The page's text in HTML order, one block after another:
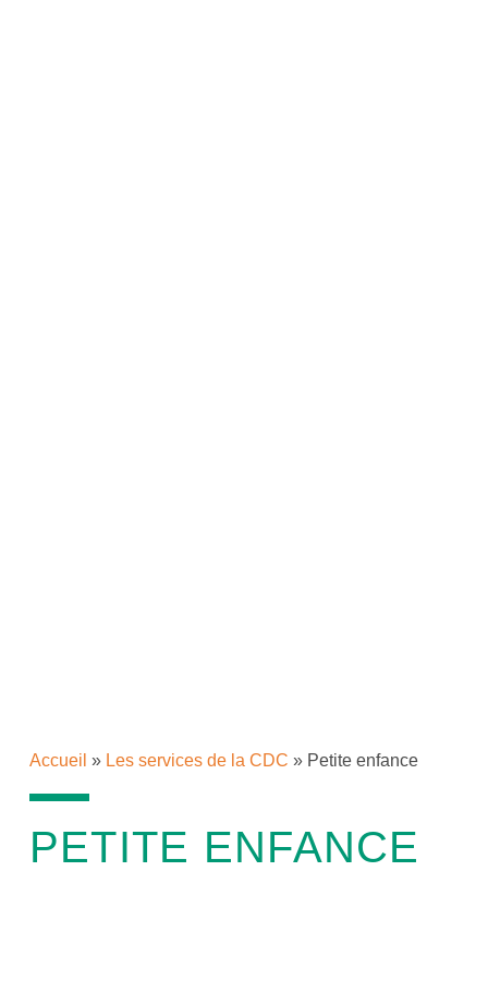
Accueil » Les services de la CDC » Petite enfance
PETITE ENFANCE